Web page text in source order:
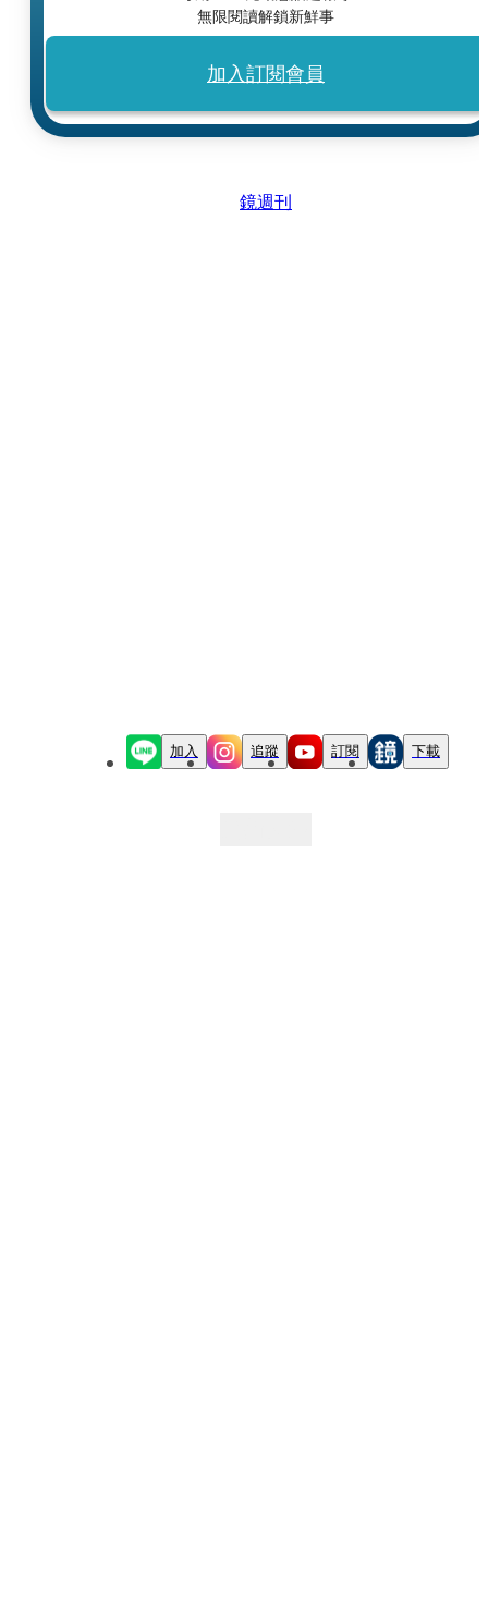
無限閱讀解鎖新鮮事
加入訂閱會員
鏡週刊
加入 追蹤 訂閱 下載